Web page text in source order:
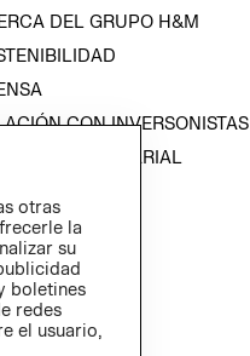
DEL GRUPO H&M
CON INVERSONISTAS
EMPRESARIAL
otras
la
su
boletines
redes
el usuario,